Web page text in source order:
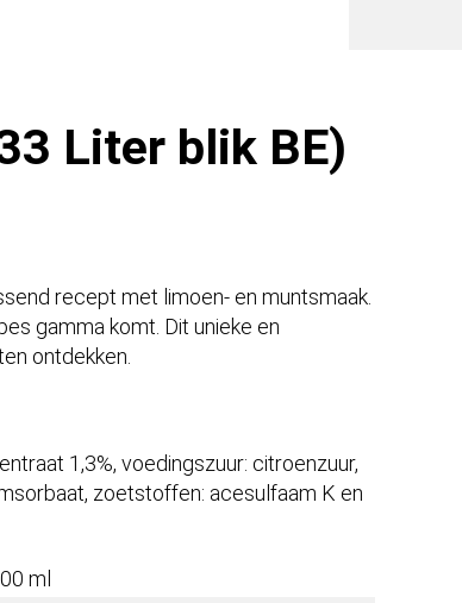
Liter blik BE)
recept met limoen- en muntsmaak.
gamma komt. Dit unieke en
ontdekken.
1,3%, voedingszuur: citroenzuur,
zoetstoffen: acesulfaam K en
ml